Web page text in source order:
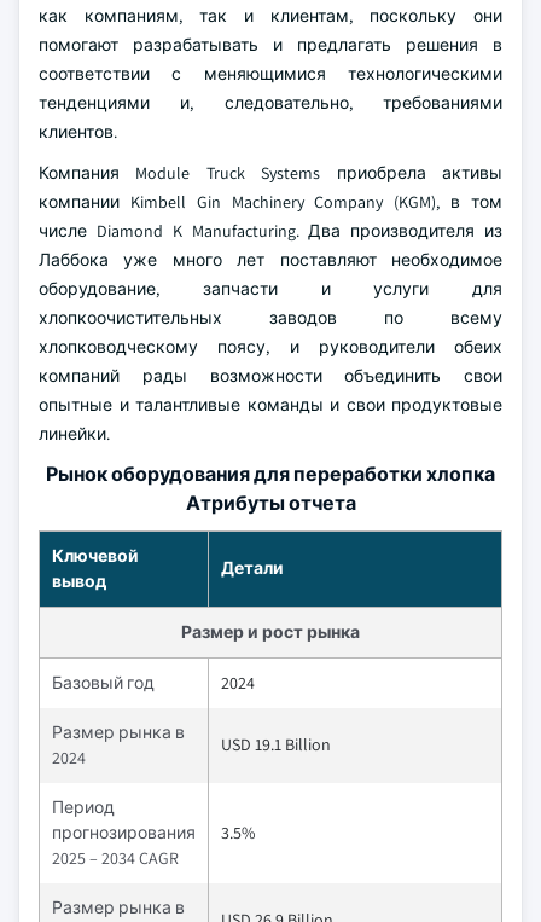
как компаниям, так и клиентам, поскольку они
помогают разрабатывать и предлагать решения в
соответствии с меняющимися технологическими
тенденциями и, следовательно, требованиями
клиентов.
Компания Module Truck Systems приобрела активы
компании Kimbell Gin Machinery Company (KGM), в том
числе Diamond K Manufacturing. Два производителя из
Лаббока уже много лет поставляют необходимое
оборудование, запчасти и услуги для
хлопкоочистительных заводов по всему
хлопководческому поясу, и руководители обеих
компаний рады возможности объединить свои
опытные и талантливые команды и свои продуктовые
линейки.
Рынок оборудования для переработки хлопка
Атрибуты отчета
Ключевой
вывод
Детали
Размер и рост рынка
Базовый год 2024
Размер рынка в
2024
USD 19.1 Billion
Период
прогнозирования
2025 – 2034 CAGR
3.5%
Размер рынка в